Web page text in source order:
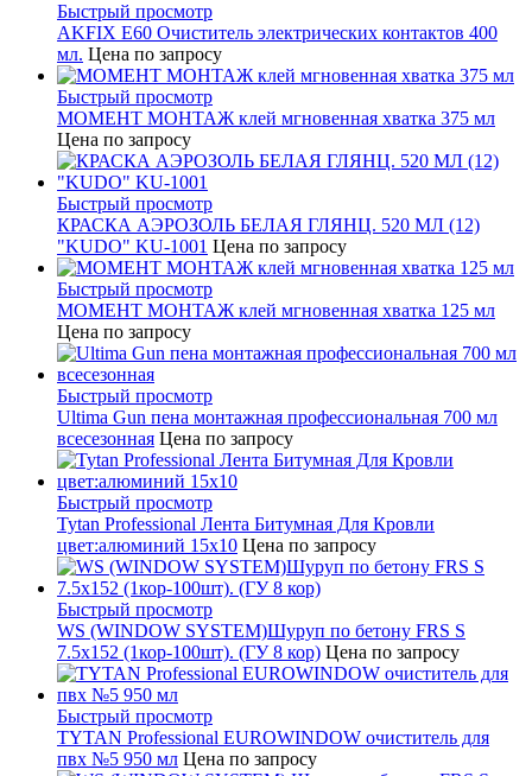
Быстрый просмотр
AKFIX E60 Очиститель электрических контактов 400
мл. Цена по запросу
Быстрый просмотр
МОМЕНТ МОНТАЖ клей мгновенная хватка 375 мл
Цена по запросу
Быстрый просмотр
КРАСКА АЭРОЗОЛЬ БЕЛАЯ ГЛЯНЦ. 520 МЛ (12)
"KUDO" KU-1001 Цена по запросу
Быстрый просмотр
МОМЕНТ МОНТАЖ клей мгновенная хватка 125 мл
Цена по запросу
Быстрый просмотр
Ultima Gun пена монтажная профессиональная 700 мл
всесезонная Цена по запросу
Быстрый просмотр
Tytan Professional Лента Битумная Для Кровли
цвет:алюминий 15х10 Цена по запросу
Быстрый просмотр
WS (WINDOW SYSTEM)Шуруп по бетону FRS S
7.5х152 (1кор-100шт). (ГУ 8 кор) Цена по запросу
Быстрый просмотр
TYTAN Professional EUROWINDOW очиститель для
пвх №5 950 мл Цена по запросу